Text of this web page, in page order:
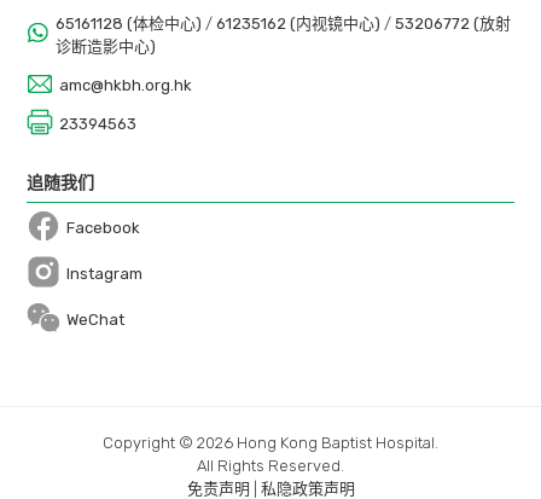
手术期间使用额外仪器及药物之费用
止血仪器 (如止血夹)
进行活检或瘜肉切除术时使用额外仪器之费用
备注：
病人是否适合接受套餐计划。
内视镜检查套餐只适用于指定医生，详情请致电
2123 1130 向本中心职员查询。
65161128 (体检中心) / 61235162 (内视镜中心) / 53206772 (放射
诊断造影中心)
amc@hkbh.org.hk
23394563
追随我们
Facebook
Instagram
WeChat
Copyright © 2026 Hong Kong Baptist Hospital.
All Rights Reserved.
免责声明
私隐政策声明